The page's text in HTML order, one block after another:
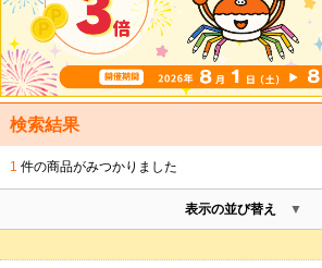
検索結果
1 件の商品がみつかりました
表示の並び替え